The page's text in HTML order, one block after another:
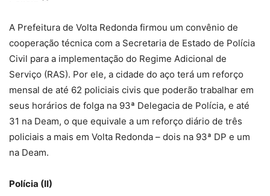
A Prefeitura de Volta Redonda firmou um convênio de
cooperação técnica com a Secretaria de Estado de Polícia
Civil para a implementação do Regime Adicional de
Serviço (RAS). Por ele, a cidade do aço terá um reforço
mensal de até 62 policiais civis que poderão trabalhar em
seus horários de folga na 93ª Delegacia de Polícia, e até
31 na Deam, o que equivale a um reforço diário de três
policiais a mais em Volta Redonda – dois na 93ª DP e um
na Deam.
Polícia (II)